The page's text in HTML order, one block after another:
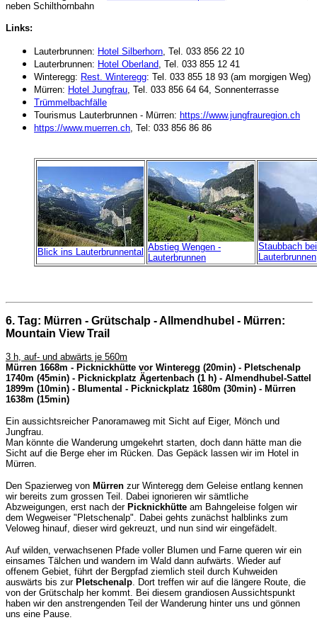
neben Schilthornbahn
Links:
Lauterbrunnen: Hotel Silberhorn, Tel. 033 856 22 10
Lauterbrunnen: Hotel Oberland, Tel. 033 855 12 41
Winteregg: Rest. Winteregg: Tel. 033 855 18 93 (am morgigen Weg)
Mürren: Hotel Jungfrau, Tel. 033 856 64 64, Sonnenterrasse
Trümmelbachfälle
Tourismus Lauterbrunnen - Mürren: https://www.jungfrauregion.ch
https://www.muerren.ch, Tel: 033 856 86 86
Blick ins Lauterbrunnental Abstieg Wengen -
Lauterbrunnen
Staubbach bei
Lauterbrunnen
6. Tag: Mürren - Grütschalp - Allmendhubel - Mürren:
Mountain View Trail
3 h, auf- und abwärts je 560m
Mürren 1668m - Picknickhütte vor Winteregg (20min) - Pletschenalp
1740m (45min) - Picknickplatz Ägertenbach (1 h) - Almendhubel-Sattel
1899m (10min) - Blumental - Picknickplatz 1680m (30min) - Mürren
1638m (15min)
Ein aussichtsreicher Panoramaweg mit Sicht auf Eiger, Mönch und
Jungfrau.
Man könnte die Wanderung umgekehrt starten, doch dann hätte man die
Sicht auf die Berge eher im Rücken. Das Gepäck lassen wir im Hotel in
Mürren.
Den Spazierweg von Mürren zur Winteregg dem Geleise entlang kennen
wir bereits zum grossen Teil. Dabei ignorieren wir sämtliche
Abzweigungen, erst nach der Picknickhütte am Bahngeleise folgen wir
dem Wegweiser "Pletschenalp". Dabei gehts zunächst halblinks zum
Veloweg hinauf, dieser wird gekreuzt, und nun sind wir eingefädelt.
Auf wilden, verwachsenen Pfade voller Blumen und Farne queren wir ein
einsames Tälchen und wandern im Wald dann aufwärts. Wieder auf
offenem Gebiet, führt der Bergpfad ziemlich steil durch Kuhweiden
auswärts bis zur Pletschenalp. Dort treffen wir auf die längere Route, die
von der Grütschalp her kommt. Bei diesem grandiosen Aussichtspunkt
haben wir den anstrengenden Teil der Wanderung hinter uns und gönnen
uns eine Pause.